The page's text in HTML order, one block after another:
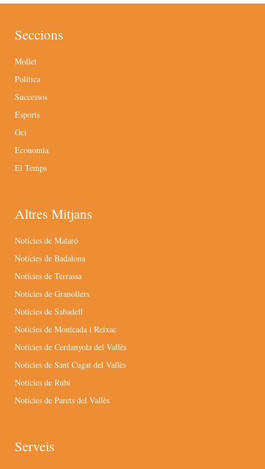
Seccions
Mollet
Política
Successos
Esports
Oci
Economia
El Temps
Altres Mitjans
Notícies de Mataró
Notícies de Badalona
Notícies de Terrassa
Notícies de Granollers
Notícies de Sabadell
Notícies de Montcada i Reixac
Notícies de Cerdanyola del Vallès
Notícies de Sant Cugat del Vallès
Notícies de Rubí
Notícies de Parets del Vallès
Serveis